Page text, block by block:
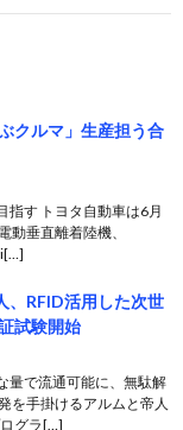
クルマ」生産担う合
指す トヨタ自動車は6月
動垂直離着陸機、
、RFID活用した次世
試験開始
量で流通可能に、無駄解
を手掛けるアルムと帝人
グラ[…]